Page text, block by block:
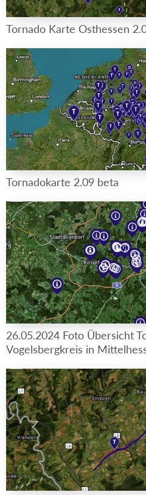
Tornado Karte Osthessen
Tornadokarte 2.09 beta
26.05.2024 Foto Übersicht
Vogelsbergkreis in